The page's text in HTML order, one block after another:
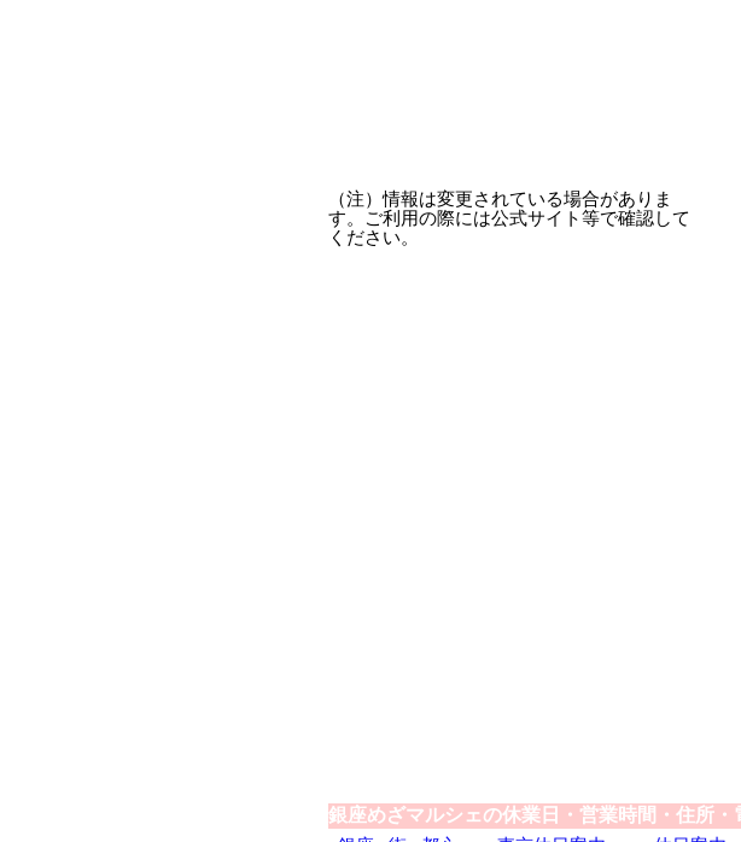
（注）情報は変更されている場合がありま
す。ご利用の際には公式サイト等で確認して
ください。
銀座めざマルシェの休業日・営業時間・住所